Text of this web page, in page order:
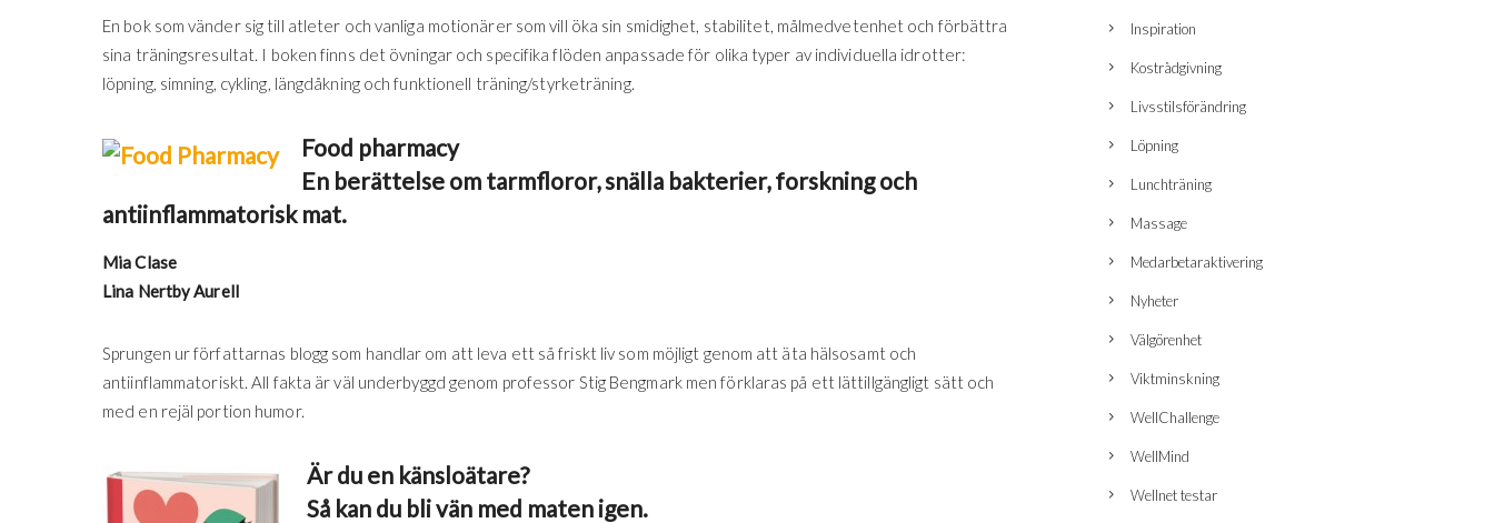
En bok som vänder sig till atleter och vanliga motionärer som vill öka sin smidighet, stabilitet, målmedvetenhet och förbättra
sina träningsresultat. I boken finns det övningar och specifika flöden anpassade för olika typer av individuella idrotter:
löpning, simning, cykling, längdåkning och funktionell träning/styrketräning.
Food pharmacy
En berättelse om tarmfloror, snälla bakterier, forskning och
antiinflammatorisk mat.
Mia Clase
Lina Nertby Aurell
Sprungen ur författarnas blogg som handlar om att leva ett så friskt liv som möjligt genom att äta hälsosamt och
antiinflammatoriskt. All fakta är väl underbyggd genom professor Stig Bengmark men förklaras på ett lättillgängligt sätt och
med en rejäl portion humor.
Är du en känsloätare?
Så kan du bli vän med maten igen.
Inspiration
Kostrådgivning
Livsstilsförändring
Löpning
Lunchträning
Massage
Medarbetaraktivering
Nyheter
Välgörenhet
Viktminskning
WellChallenge
WellMind
Wellnet testar